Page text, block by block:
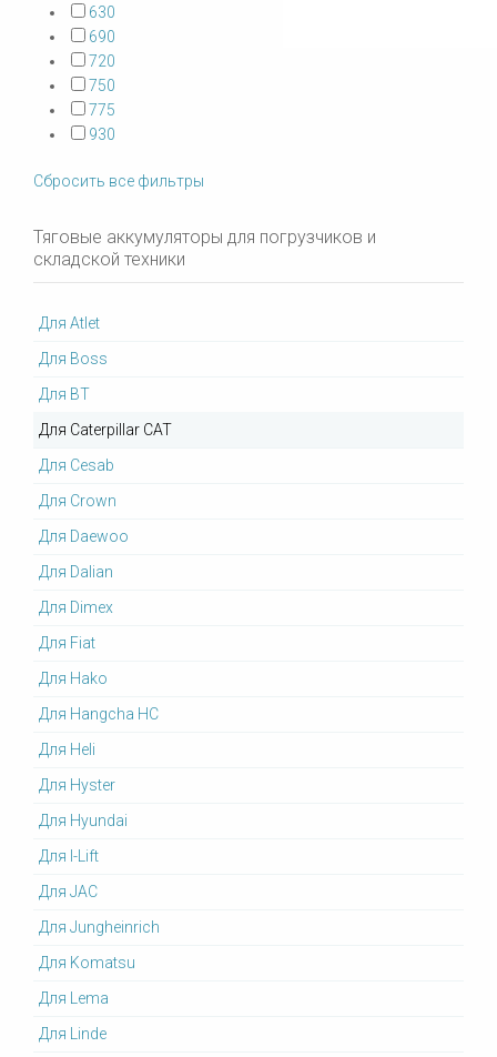
630
690
720
750
775
930
Сбросить все фильтры
Тяговые аккумуляторы для погрузчиков и
складской техники
Для Atlet
Для Boss
Для BT
Для Caterpillar CAT
Для Cesab
Для Crown
Для Daewoo
Для Dalian
Для Dimex
Для Fiat
Для Hako
Для Hangcha HC
Для Heli
Для Hyster
Для Hyundai
Для I-Lift
Для JAC
Для Jungheinrich
Для Komatsu
Для Lema
Для Linde